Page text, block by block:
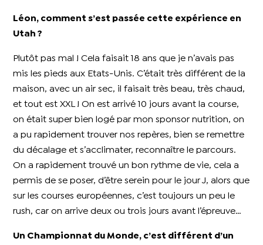
Léon, comment s’est passée cette expérience en
Utah ?
Plutôt pas mal ! Cela faisait 18 ans que je n’avais pas
mis les pieds aux Etats-Unis. C’était très différent de la
maison, avec un air sec, il faisait très beau, très chaud,
et tout est XXL ! On est arrivé 10 jours avant la course,
on était super bien logé par mon sponsor nutrition, on
a pu rapidement trouver nos repères, bien se remettre
du décalage et s’acclimater, reconnaître le parcours.
On a rapidement trouvé un bon rythme de vie, cela a
permis de se poser, d’être serein pour le jour J, alors que
sur les courses européennes, c’est toujours un peu le
rush, car on arrive deux ou trois jours avant l’épreuve…
Un Championnat du Monde, c’est différent d’un